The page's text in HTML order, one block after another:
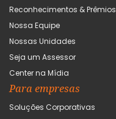
Reconhecimentos & Prêmios
Nossa Equipe
Nossas Unidades
Seja um Assessor
Center na Mídia
Para empresas
Soluções Corporativas